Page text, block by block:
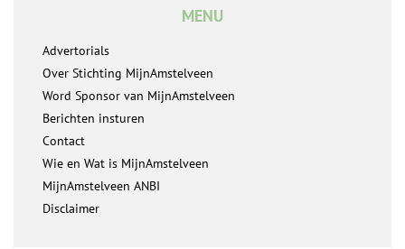
MENU
Advertorials
Over Stichting MijnAmstelveen
Word Sponsor van MijnAmstelveen
Berichten insturen
Contact
Wie en Wat is MijnAmstelveen
MijnAmstelveen ANBI
Disclaimer